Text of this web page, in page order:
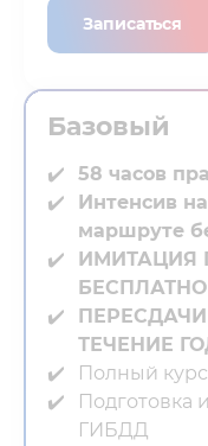
Записаться
Базовый
58 часов
Интенсив
маршруте
ИМИТАЦИЯ
БЕСПЛАТНО
ТЕЧЕНИЕ
Полный
Подготовка
ГИБДД⁣⁣